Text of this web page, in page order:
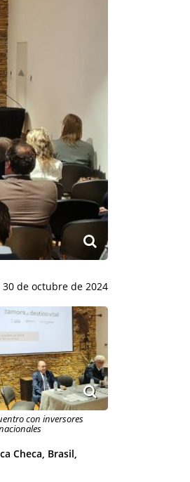
30 de octubre de 2024
con inversores
Checa, Brasil,